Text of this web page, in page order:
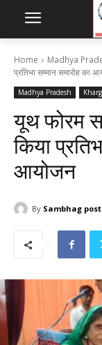
Home Madhya
प्रतिभा सम्मान समारोह का
Madhya Pradesh
यूथ फोरम
किया
आयोजन
By Sambhag post